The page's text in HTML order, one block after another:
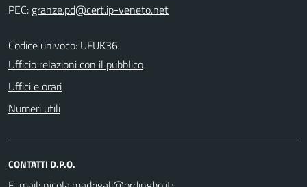
PEC:
Codice univoco: UFUK36
Ufficio relazioni con il pubblico
Uffici e orari
Numeri utili
CONTATTI D.P.O.